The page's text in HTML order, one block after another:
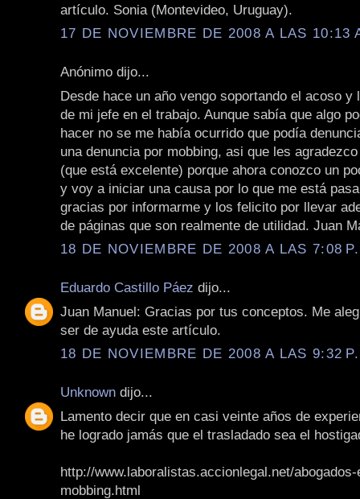
artículo. Sonia (Montevideo, Uruguay).
17 DE NOVIEMBRE DE 2008 A LAS 10:13
Anónimo dijo...
Desde hace un año vengo soportando el acoso y
de mi jefe en el trabajo. Aunque sabía que algo
hacer no se me había ocurrido que podía
una denuncia por mobbing, asi que les
(que está excelente) porque ahora conozco un
y voy a iniciar una causa por lo que me está
gracias por informarme y los felicito por llevar
de páginas que son realmente de utilidad. Juan
18 DE NOVIEMBRE DE 2008 A LAS 7:08
Eduardo Castillo Páez dijo...
Juan Manuel: Gracias por tus conceptos. Me
ser de ayuda este artículo.
18 DE NOVIEMBRE DE 2008 A LAS 9:32
Unknown dijo...
Lamento decir que en casi veinte años de
he logrado jamás que el trasladado sea el
http://www.laboralistas.accionlegal.net/
mobbing.html